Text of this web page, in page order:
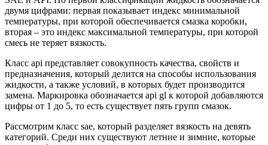
двумя цифрами: первая показывает индекс минимальной
температуры, при которой обеспечивается смазка коробки,
вторая – это индекс максимальной температуры, при которой
смесь не теряет вязкость.
Класс api представляет совокупность качества, свойств и
предназначения, который делится на способы использования
жидкости, а также условий, в которых будет производится
замена. Маркировка обозначается api gl к которой добавляются
цифры от 1 до 5, то есть существует пять групп смазок.
Рассмотрим класс sae, который разделяет вязкость на девять
категорий. Среди них существуют летние и зимние, которые